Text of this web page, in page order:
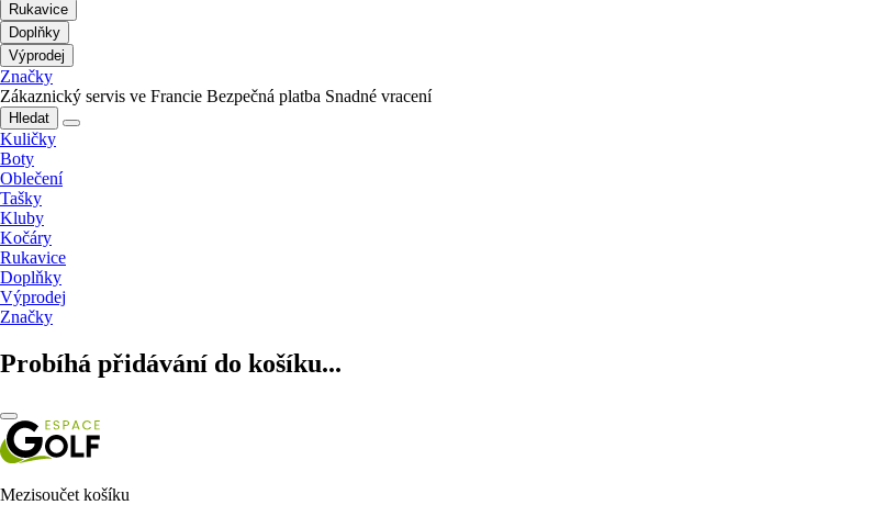
Rukavice
Doplňky
Výprodej
Značky
Zákaznický servis ve Francie Bezpečná platba Snadné vracení
Hledat
Kuličky
Boty
Oblečení
Tašky
Kluby
Kočáry
Rukavice
Doplňky
Výprodej
Značky
Probíhá přidávání do košíku...
Mezisoučet košíku